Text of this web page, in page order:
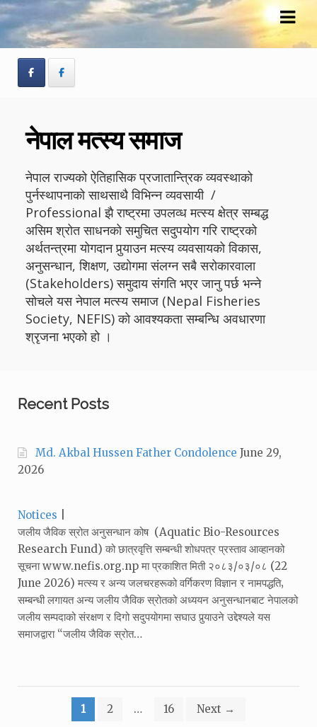
Skip
to
navigation
Skip
to
content
नेपाल मत्स्य समाज
नेपाल राज्यको ऐतिहासिक प्रजातान्त्रिक व्यवस्थाको
पुर्नस्थापनाको साथसाथै विभिन्न व्यवसायी /
Professional झै राष्ट्रमा उपलव्ध मत्स्य क्षेत्र सम्बद्ध
असिम श्रोत साधनको समुचित सदुपयोग गरि राष्ट्रको
अर्थतन्त्रमा योगदान पुर्‍याउन मत्स्य व्यवसायको विकास,
अनुसन्धान, शिक्षण, उद्योगमा संलग्न सबै सरोकारवाला
(Stakeholders) समुदाय संगति भएर जानु पर्छ भन्ने
सोचले यस नेपाल मत्स्य समाज (Nepal Fisheries
Society, NEFIS) को आवश्यकता सम्बन्धि अवधारणा
श्रृजना भएको हो ।
Recent Posts
Md. Akbal Hussen Father Condolence June 29,
2026
Categories:
Notices
जलीय जैविक स्रोत अनुसन्धान कोष (Aquatic Bio-Resources
Research Fund) को छात्रवृत्ति सम्बन्धी शोधपत्र प्रस्ताव आव्हानको
सूचना www.nefis.org.np मा प्रकाशित मिती २०८३/०३/०८ (22
June 2026) मत्स्य र अन्य जलचरहरूको वर्गिकरण विज्ञान र नामपद्धति‚
सम्बन्धी लगायत अन्य जलीय जैविक स्रोतको अध्ययन अनुसन्धानबाट नेपालको
जलीय सम्पदाको संरक्षण र दिगो सदुपयोगमा सघाउ पुर्‍याउने उद्देश्यले यस
समाजद्वारा “जलीय जैविक स्रोत…
1 2 … 16 Next →